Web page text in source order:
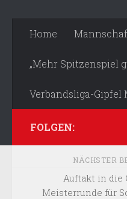
Home
„Mehr Spitzenspiel
Verbandsliga-Gipfel
FOLGEN:
NÄCHSTER
Auftakt in die
Meisterrunde für